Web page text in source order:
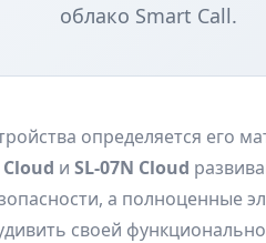
облако Smart Call.
определяется его
и SL-07N Cloud
а полноценные
своей